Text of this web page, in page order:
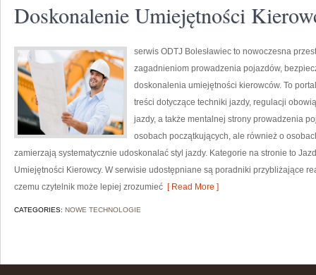
Doskonalenie Umiejętności
serwis ODTJ Bolesławiec to nowoczesna
zagadnieniom prowadzenia pojazdów,
doskonalenia umiejętności kierowców. To
treści dotyczące techniki jazdy, regulacji
jazdy, a także mentalnej strony prowadzenia
osobach początkujących, ale również o
zamierzają systematycznie udoskonalać styl jazdy. Kategorie na stronie to
Umiejętności Kierowcy. W serwisie udostępniane są poradniki przybliżające
czemu czytelnik może lepiej zrozumieć [ Read More ]
CATEGORIES: NOWE TECHNOLOGIE